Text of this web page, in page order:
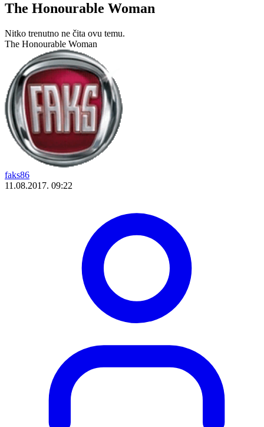
The Honourable Woman
Nitko trenutno ne čita ovu temu.
The Honourable Woman
faks86
11.08.2017. 09:22